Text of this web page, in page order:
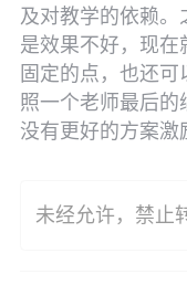
百问百答
06-08 15:51 电脑端
兴日报 6月7日下
及对教学的依赖。
是效果不好，现
固定的点，也还
照一个老师最后
没有更好的方案激
未经允许，禁止